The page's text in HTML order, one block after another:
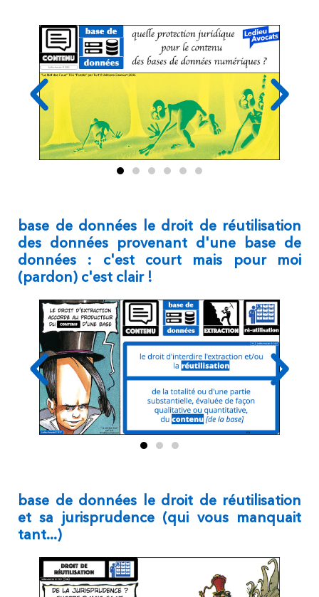
base de données le droit de réutilisation
des données provenant d'une base de
données : c'est court mais pour moi
(pardon) c'est clair !
base de données le droit de réutilisation
et sa jurisprudence (qui vous manquait
tant...)